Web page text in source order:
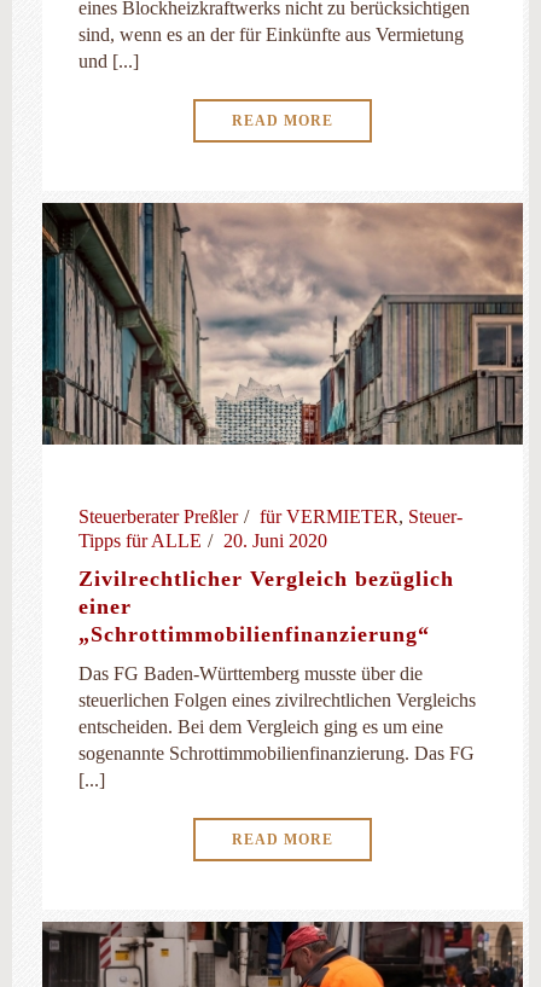
eines Blockheizkraftwerks nicht zu berücksichtigen
sind, wenn es an der für Einkünfte aus Vermietung
und [...]
READ MORE
Steuerberater Preßler für VERMIETER, Steuer-
Tipps für ALLE
20. Juni 2020
Zivilrechtlicher Vergleich bezüglich
einer
„Schrottimmobilienfinanzierung“
Das FG Baden-Württemberg musste über die
steuerlichen Folgen eines zivilrechtlichen Vergleichs
entscheiden. Bei dem Vergleich ging es um eine
sogenannte Schrottimmobilienfinanzierung. Das FG
[...]
READ MORE